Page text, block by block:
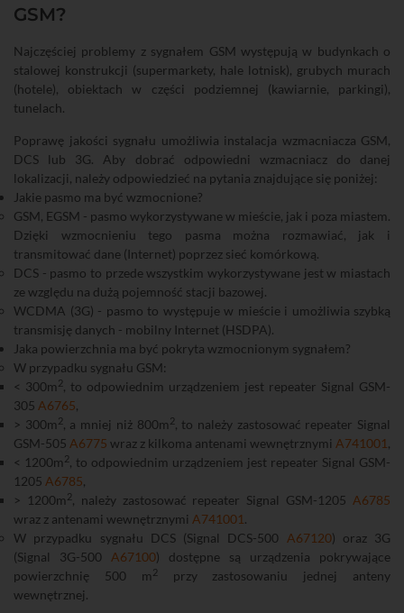
GSM?
Najczęściej problemy z sygnałem GSM występują w budynkach o
stalowej konstrukcji (supermarkety, hale lotnisk), grubych murach
(hotele), obiektach w części podziemnej (kawiarnie, parkingi),
tunelach.
Poprawę jakości sygnału umożliwia instalacja wzmacniacza GSM,
DCS lub 3G. Aby dobrać odpowiedni wzmacniacz do danej
lokalizacji, należy odpowiedzieć na pytania znajdujące się poniżej:
Jakie pasmo ma być wzmocnione?
GSM, EGSM - pasmo wykorzystywane w mieście, jak i poza miastem.
Dzięki wzmocnieniu tego pasma można rozmawiać, jak i
transmitować dane (Internet) poprzez sieć komórkową.
DCS - pasmo to przede wszystkim wykorzystywane jest w miastach
ze względu na dużą pojemność stacji bazowej.
WCDMA (3G) - pasmo to występuje w mieście i umożliwia szybką
transmisję danych - mobilny Internet (HSDPA).
Jaka powierzchnia ma być pokryta wzmocnionym sygnałem?
W przypadku sygnału GSM:
< 300m 2, to odpowiednim urządzeniem jest repeater Signal GSM-
305 A6765,
> 300m 2, a mniej niż 800m 2, to należy zastosować repeater Signal
GSM-505 A6775 wraz z kilkoma antenami wewnętrznymi A741001 ,
< 1200m 2, to odpowiednim urządzeniem jest repeater Signal GSM-
1205 A6785,
> 1200m 2, należy zastosować repeater Signal GSM-1205 A6785
wraz z antenami wewnętrznymi A741001 .
W przypadku sygnału DCS (Signal DCS-500 A67120) oraz 3G
(Signal 3G-500 A67100) dostępne są urządzenia pokrywające
powierzchnię 500 m 2
przy zastosowaniu jednej anteny
wewnętrznej.